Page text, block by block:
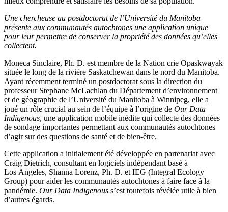
Une chercheuse au postdoctorat de l’Université du Manitoba
présente aux communautés autochtones une application unique
pour leur permettre de conserver la propriété des données qu’elles
collectent.
Moneca Sinclaire, Ph. D. est membre de la Nation crie Opaskwayak
située le long de la rivière Saskatchewan dans le nord du Manitoba.
Ayant récemment terminé un postdoctorat sous la direction du
professeur Stephane McLachlan du Département d’environnement
et de géographie de l’Université du Manitoba à Winnipeg, elle a
joué un rôle crucial au sein de l’équipe à l’origine de Our Data
Indigenous, une application mobile inédite qui collecte des données
de sondage importantes permettant aux communautés autochtones
d’agir sur des questions de santé et de bien-être.
Cette application a initialement été développée en partenariat avec
Craig Dietrich, consultant en logiciels indépendant basé à
Los Angeles, Shanna Lorenz, Ph. D. et IEG (Integral Ecology
Group) pour aider les communautés autochtones à faire face à la
pandémie. Our Data Indigenous s’est toutefois révélée utile à bien
d’autres égards.